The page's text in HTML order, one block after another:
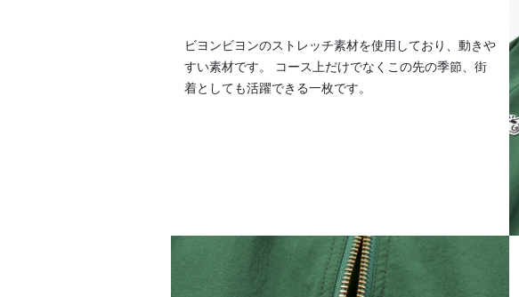
ビヨンビヨンのストレッチ素材を使用しており、動きや
すい素材です。 コース上だけでなくこの先の季節、街
着としても活躍できる一枚です。